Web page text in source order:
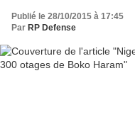
Publié le 28/10/2015 à 17:45
Par RP Defense